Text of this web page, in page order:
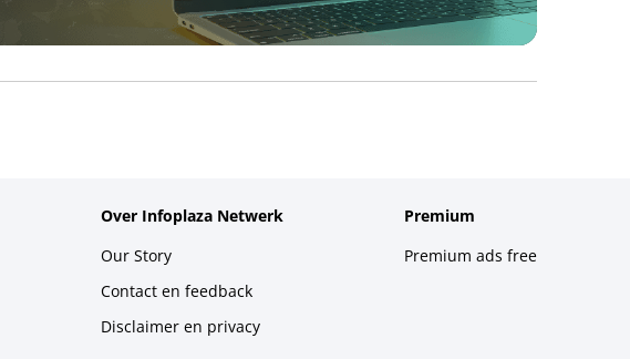
Over Infoplaza Netwerk
Our Story
Contact en feedback
Disclaimer en privacy
Premium
Premium ads free